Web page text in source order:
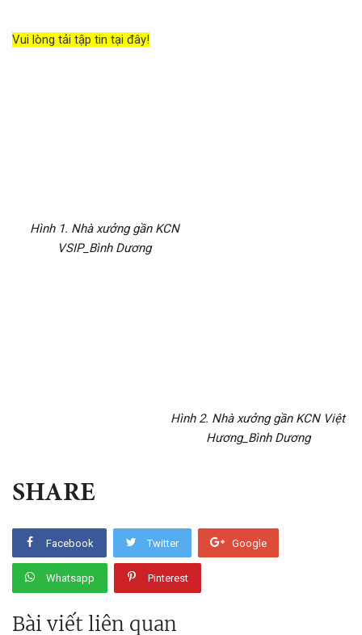
ĐĂNG BÁN
Vui lòng tải tập tin tại đây!
Hình 1. Nhà xưởng gần KCN
VSIP_Bình Dương
Hình 2. Nhà xưởng gần KCN Việt
Hương_Bình Dương
SHARE
Facebook Twitter Google
Whatsapp Pinterest
Bài viết liên quan